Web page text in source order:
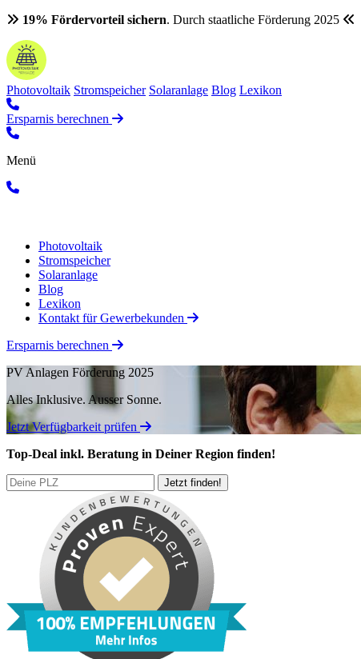
19% Fördervorteil sichern. Durch staatliche Förderung 2025
Photovoltaik Stromspeicher Solaranlage Blog Lexikon
Ersparnis berechnen
Menü
Photovoltaik
Stromspeicher
Solaranlage
Blog
Lexikon
Kontakt für Gewerbekunden
Ersparnis berechnen
PV Anlagen Förderung 2025
Alles Inklusive. Ausser Sonne.
Jetzt Verfügbarkeit prüfen
Top-Deal inkl. Beratung in Deiner Region finden!